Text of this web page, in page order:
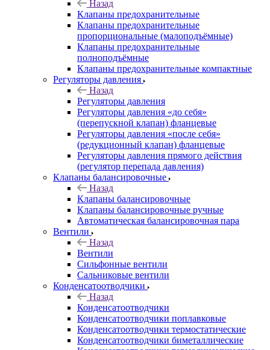
Назад
Клапаны предохранительные
Клапаны предохранительные
пропорциональные (малоподъёмные)
Клапаны предохранительные
полноподъёмные
Клапаны предохранительные компактные
Регуляторы давления
Назад
Регуляторы давления
Регуляторы давления «до себя»
(перепускной клапан) фланцевые
Регуляторы давления «после себя»
(редукционный клапан) фланцевые
Регуляторы давления прямого действия
(регулятор перепада давления)
Клапаны балансировочные
Назад
Клапаны балансировочные
Клапаны балансировочные ручные
Автоматическая балансировочная пара
Вентили
Назад
Вентили
Сильфонные вентили
Сальниковые вентили
Конденсатоотводчики
Назад
Конденсатоотводчики
Конденсатоотводчики поплавковые
Конденсатоотводчики термостатические
Конденсатоотводчики биметаллические